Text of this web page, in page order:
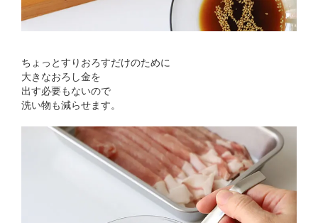
ちょっとすりおろすだけのために
大きなおろし金を
出す必要もないので
洗い物も減らせます。